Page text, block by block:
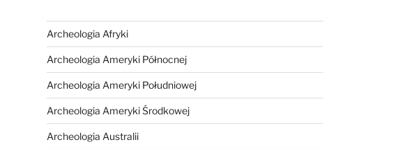
Archeologia Afryki
Archeologia Ameryki Północnej
Archeologia Ameryki Południowej
Archeologia Ameryki Środkowej
Archeologia Australii